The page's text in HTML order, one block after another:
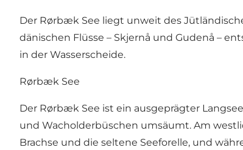
Der Rørbæk See liegt unweit des
dänischen Flüsse – Skjernå und Gudenå –
in der Wasserscheide.
Rørbæk See
Der Rørbæk See ist ein ausgeprägter
und Wacholderbüschen umsäumt. Am
Brachse und die seltene Seeforelle, und